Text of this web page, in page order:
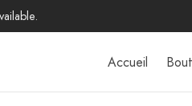
Accueil